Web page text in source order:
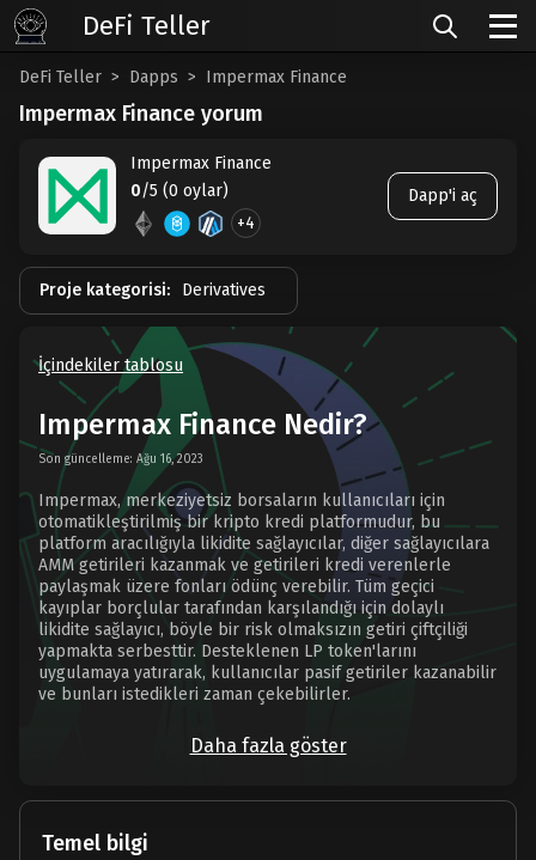
DeFi Teller Dapps Impermax Finance
Impermax Finance yorum
Impermax Finance
+4
0/5 (0 oylar) Dapp'i aç
Proje kategorisi: Derivatives
İçindekiler tablosu
Impermax Finance Nedir?
Son güncelleme: Ağu 16, 2023
Impermax, merkeziyetsiz borsaların kullanıcıları için
otomatikleştirilmiş bir kripto kredi platformudur, bu
platform aracılığıyla likidite sağlayıcılar, diğer sağlayıcılara
AMM getirileri kazanmak ve getirileri kredi verenlerle
paylaşmak üzere fonları ödünç verebilir. Tüm geçici
kayıplar borçlular tarafından karşılandığı için dolaylı
likidite sağlayıcı, böyle bir risk olmaksızın getiri çiftçiliği
yapmakta serbesttir. Desteklenen LP token'larını
uygulamaya yatırarak, kullanıcılar pasif getiriler kazanabilir
ve bunları istedikleri zaman çekebilirler.
Daha fazla göster
Temel bilgi
DeFi Teller